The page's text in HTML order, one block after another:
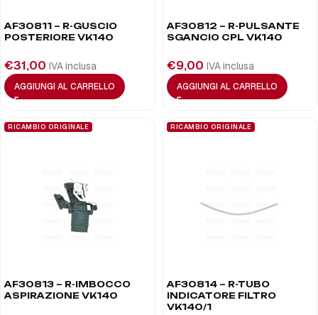
AF30811 – R-GUSCIO
POSTERIORE VK140
€31,00 IVA inclusa
AGGIUNGI AL CARRELLO
AF30812 – R-PULSANTE
SGANCIO CPL VK140
€9,00 IVA inclusa
AGGIUNGI AL CARRELLO
RICAMBIO ORIGINALE
AF30813 – R-IMBOCCO
ASPIRAZIONE VK140
RICAMBIO ORIGINALE
AF30814 – R-TUBO
INDICATORE FILTRO
VK140/1